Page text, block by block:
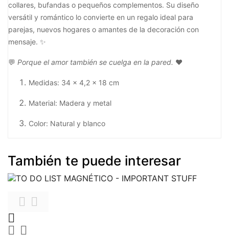
collares, bufandas o pequeños complementos. Su diseño
versátil y romántico lo convierte en un regalo ideal para
parejas, nuevos hogares o amantes de la decoración con
mensaje. ✨
💬 Porque el amor también se cuelga en la pared. ❤️
Medidas: 34 × 4,2 × 18 cm
Material: Madera y metal
Color: Natural y blanco
También te puede interesar
 

 